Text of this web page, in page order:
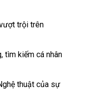
trội trên
tìm kiếm cá nhân
thuật của sự